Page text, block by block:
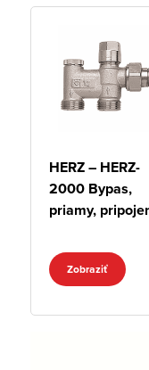
HERZ – HERZ-
2000 Bypas,
priamy,
Zobraziť